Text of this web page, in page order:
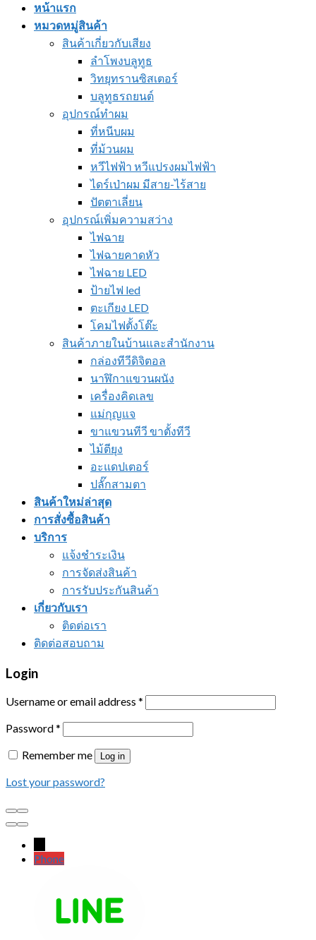
หน้าแรก
หมวดหมู่สินค้า
สินค้าเกี่ยวกับเสียง
ลำโพงบลูทูธ
วิทยุทรานซิสเตอร์
บลูทูธรถยนต์
อุปกรณ์ทำผม
ที่หนีบผม
ที่ม้วนผม
หวีไฟฟ้า หวีแปรงผมไฟฟ้า
ไดร์เป่าผม มีสาย-ไร้สาย
ปัตตาเลี่ยน
อุปกรณ์เพิ่มความสว่าง
ไฟฉาย
ไฟฉายคาดหัว
ไฟฉาย LED
ป้ายไฟ led
ตะเกียง LED
โคมไฟตั้งโต๊ะ
สินค้าภายในบ้านและสำนักงาน
กล่องทีวีดิจิตอล
นาฬิกาแขวนผนัง
เครื่องคิดเลข
แม่กุญแจ
ขาแขวนทีวี ขาตั้งทีวี
ไม้ตียุง
อะแดปเตอร์
ปลั๊กสามตา
สินค้าใหม่ล่าสุด
การสั่งซื้อสินค้า
บริการ
แจ้งชำระเงิน
การจัดส่งสินค้า
การรับประกันสินค้า
เกี่ยวกับเรา
ติดต่อเรา
ติดต่อสอบถาม
Login
Username or email address *
Password*
Remember me
Log in
Lost your password?
Phone